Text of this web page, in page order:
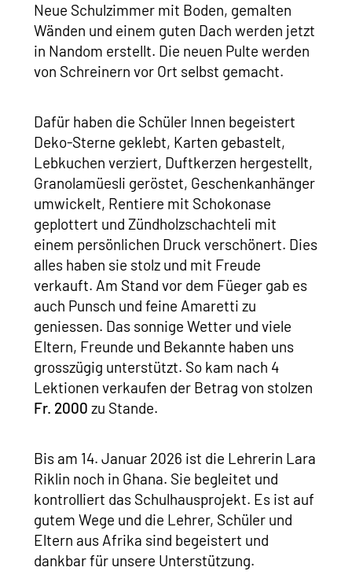
Neue Schulzimmer mit Boden, gemalten
Wänden und einem guten Dach werden jetzt
in Nandom erstellt. Die neuen Pulte werden
von Schreinern vor Ort selbst gemacht.
Dafür haben die Schüler Innen begeistert
Deko-Sterne geklebt, Karten gebastelt,
Lebkuchen verziert, Duftkerzen hergestellt,
Granolamüesli geröstet, Geschenkanhänger
umwickelt, Rentiere mit Schokonase
geplottert und Zündholzschachteli mit
einem persönlichen Druck verschönert. Dies
alles haben sie stolz und mit Freude
verkauft. Am Stand vor dem Füeger gab es
auch Punsch und feine Amaretti zu
geniessen. Das sonnige Wetter und viele
Eltern, Freunde und Bekannte haben uns
grosszügig unterstützt. So kam nach 4
Lektionen verkaufen der Betrag von stolzen
Fr. 2000 zu Stande.
Bis am 14. Januar 2026 ist die Lehrerin Lara
Riklin noch in Ghana. Sie begleitet und
kontrolliert das Schulhausprojekt. Es ist auf
gutem Wege und die Lehrer, Schüler und
Eltern aus Afrika sind begeistert und
dankbar für unsere Unterstützung.